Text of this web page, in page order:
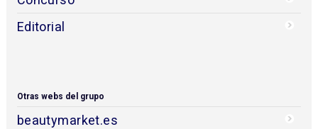
Editorial
Otras webs del grupo
beautymarket.es